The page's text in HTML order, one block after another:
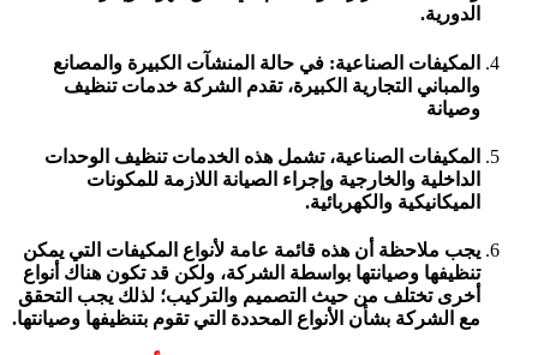
الدورية.
المكيفات الصناعية: في حالة المنشآت الكبيرة والمصانع
والمباني التجارية الكبيرة، تقدم الشركة خدمات تنظيف
وصيانة
المكيفات الصناعية، تشمل هذه الخدمات تنظيف الوحدات
الداخلية والخارجية وإجراء الصيانة اللازمة للمكونات
الميكانيكية والكهربائية.
يجب ملاحظة أن هذه قائمة عامة لأنواع المكيفات التي يمكن
تنظيفها وصيانتها بواسطة الشركة، ولكن قد تكون هناك أنواع
أخرى تختلف من حيث التصميم والتركيب؛ لذلك يجب التحقق
مع الشركة بشأن الأنواع المحددة التي تقوم بتنظيفها وصيانتها.